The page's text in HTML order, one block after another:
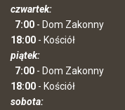
czwartek:
7:00 - Dom Zakonny
18:00 - Kościół
piątek:
7:00 - Dom Zakonny
18:00 - Kościół
sobota: